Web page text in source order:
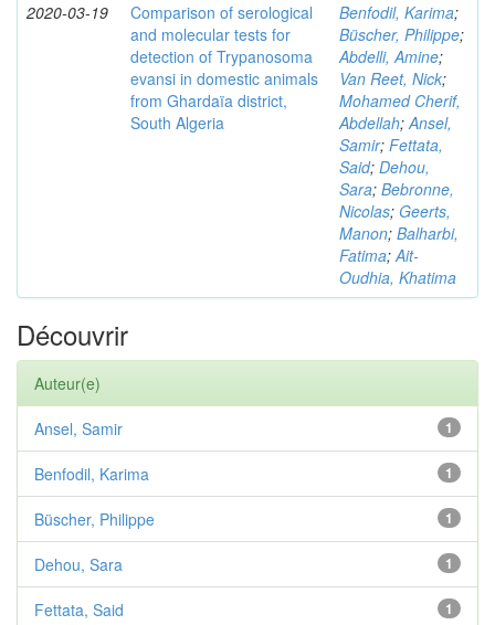
2020-03-19
Comparison of serological
and molecular tests for
detection of Trypanosoma
evansi in domestic animals
from Ghardaïa district,
South Algeria
Benfodil, Karima;
Büscher, Philippe;
Abdelli, Amine;
Van Reet, Nick;
Mohamed Cherif,
Abdellah;Ansel,
Samir; Fettata,
Said; Dehou,
Sara; Bebronne,
Nicolas; Geerts,
Manon; Balharbi,
Fatima;Ait-
Oudhia, Khatima
Découvrir
Auteur(e)
1
Ansel, Samir
1
Benfodil, Karima
1
Büscher, Philippe
1
Dehou, Sara
1
Fettata, Said